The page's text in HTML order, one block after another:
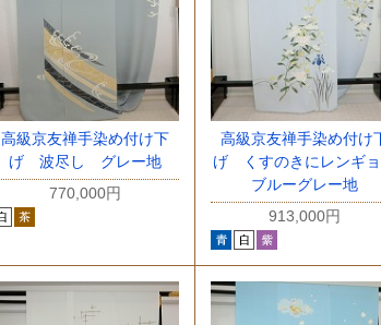
高級京友禅手染め付け下
げ 波尽し グレー地
770,000円
高級京友禅手染め付け
げ くすのきにレンギ
ブルーグレー地
913,000円